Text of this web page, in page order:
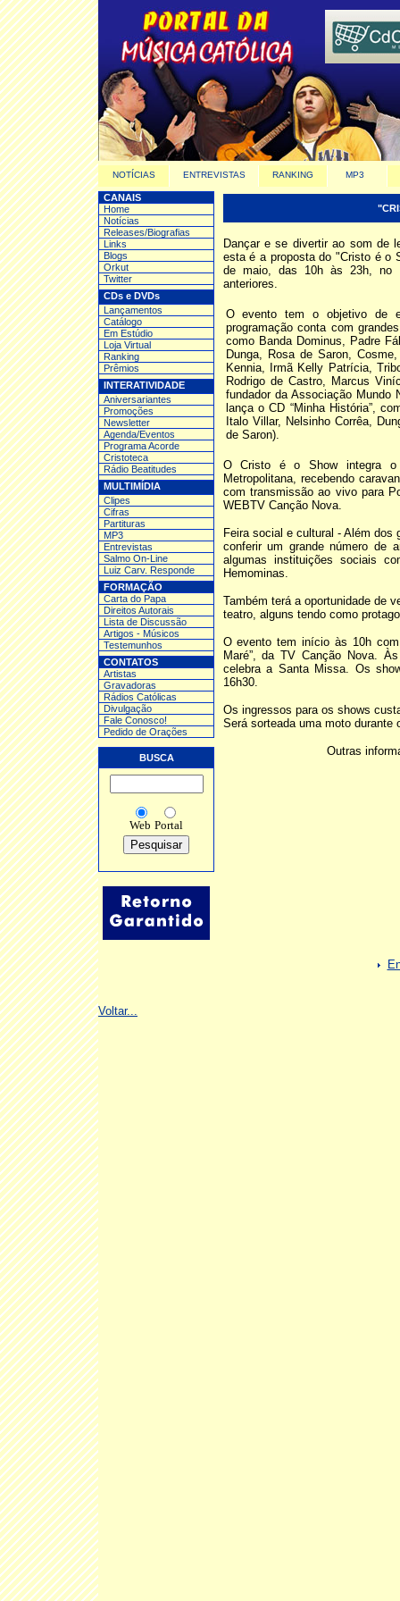
NOTÍCIAS ENTREVISTAS RANKING MP3
CANAIS
Home
Notícias
Releases/Biografias
Links
Blogs
Orkut
Twitter
CDs e DVDs
Lançamentos
Catálogo
Em Estúdio
Loja Virtual
Ranking
Prêmios
INTERATIVIDADE
Aniversariantes
Promoções
Newsletter
Agenda/Eventos
Programa Acorde
Cristoteca
Rádio Beatitudes
MULTIMÍDIA
Clipes
Cifras
Partituras
MP3
Entrevistas
Salmo On-Line
Luiz Carv. Responde
FORMAÇÃO
Carta do Papa
Direitos Autorais
Lista de Discussão
Artigos - Músicos
Testemunhos
CONTATOS
Artistas
Gravadoras
Rádios Católicas
Divulgação
Fale Conosco!
Pedido de Orações
BUSCA
Web Portal
Dançar e se divertir ao som de
esta é a proposta do "Cristo é o
de maio, das 10h às 23h, no
anteriores.
O evento tem o objetivo de
programação conta com
como Banda Dominus, Padre
Dunga, Rosa de Saron,
Kennia, Irmã Kelly Patrícia,
Rodrigo de Castro, Marcus
fundador da Associação Mundo
lança o CD “Minha História”,
Italo Villar, Nelsinho Corrêa,
de Saron).
O Cristo é o Show integra o
Metropolitana, recebendo
com transmissão ao vivo para
WEBTV Canção Nova.
Feira social e cultural - Além dos
conferir um grande número de
algumas instituições sociais
Hemominas.
Também terá a oportunidade de
teatro, alguns tendo como
O evento tem início às 10h
Maré”, da TV Canção Nova.
celebra a Santa Missa. Os
16h30.
Os ingressos para os shows
Será sorteada uma moto durante
Outras
Voltar...